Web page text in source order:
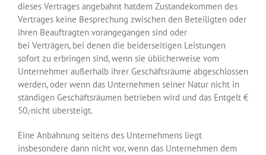
dieses Vertrages angebahnt hatdem Zustandekommen des
Vertrages keine Besprechung zwischen den Beteiligten oder
ihren Beauftragten vorangegangen sind oder
bei Verträgen, bei denen die beiderseitigen Leistungen
sofort zu erbringen sind, wenn sie üblicherweise vom
Unternehmer außerhalb ihrer Geschäftsräume abgeschlossen
werden, oder wenn das Unternehmen seiner Natur nicht in
ständigen Geschäftsräumen betrieben wird und das Entgelt €
50,-nicht übersteigt.
Eine Anbahnung seitens des Unternehmens liegt
insbesondere dann nicht vor, wenn das Unternehmen dem